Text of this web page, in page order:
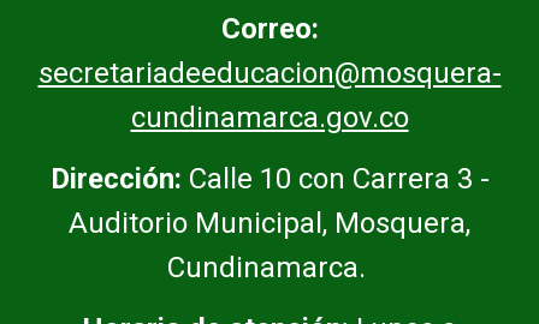
Correo:
secretariadeeducacion@mosquera-
cundinamarca.gov.co
Dirección: Calle 10 con Carrera 3 -
Auditorio Municipal, Mosquera,
Cundinamarca.